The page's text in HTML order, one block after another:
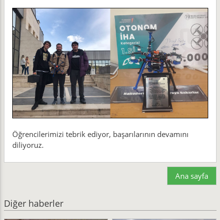
Öğrencilerimizi tebrik ediyor, başarılarının devamını
diliyoruz.
Ana sayfa
Diğer haberler